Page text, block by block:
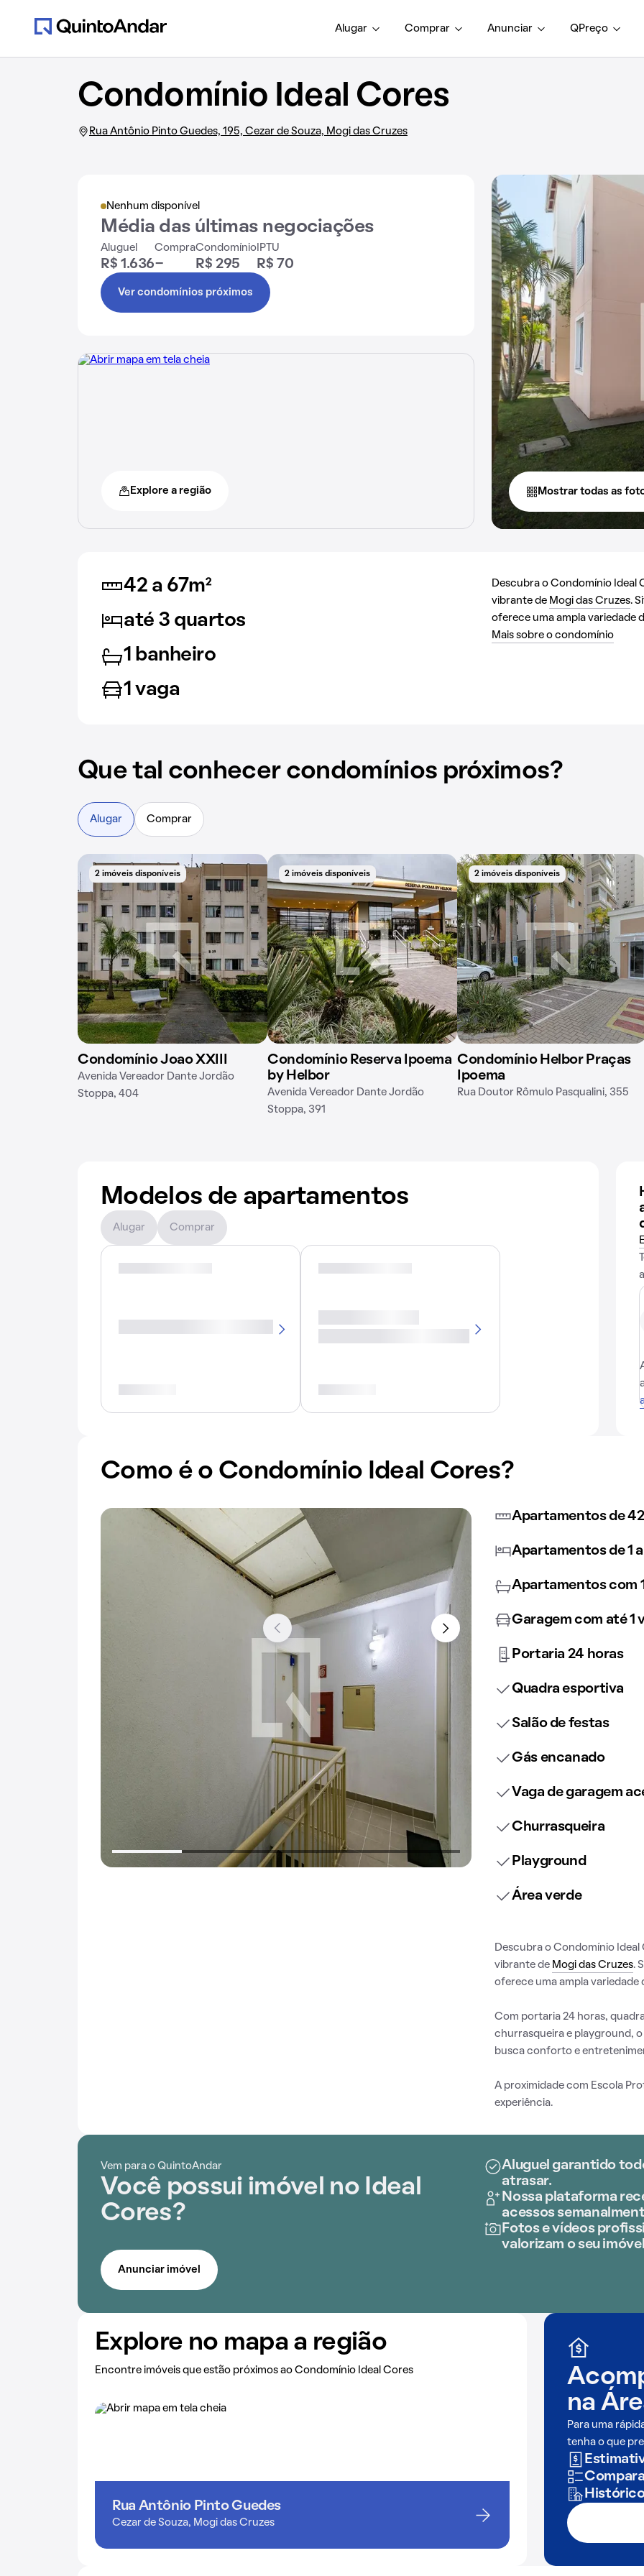
Alugar Comprar Anunciar QPreço
Condomínio Ideal Cores
Rua Antônio Pinto Guedes, 195, Cezar de Souza, Mogi das Cruzes
Nenhum disponível
Média das últimas negociações
Aluguel
R$ 1.636
Compra
-
Condomínio
R$ 295
IPTU
R$ 70
Ver condomínios próximos
Explore a região Mostrar todas as
42 a 67m²
até 3 quartos
1 banheiro
1 vaga
Descubra o Condomínio Ideal
vibrante de Mogi das Cruzes.
oferece uma ampla variedade
Mais sobre o condomínio
Que tal conhecer condomínios próximos?
Alugar Comprar
2 imóveis disponíveis
Condomínio Joao XXIII
Avenida Vereador Dante Jordão
Stoppa, 404
2 imóveis disponíveis
Condomínio Reserva Ipoema
by Helbor
Avenida Vereador Dante Jordão
Stoppa, 391
2 imóveis disponíveis
Condomínio Helbor Praças
Ipoema
Rua Doutor Rômulo Pasqualini, 355
Modelos de apartamentos
Alugar Comprar
Como é o Condomínio Ideal Cores?
Apartamentos de 42
Apartamentos de 1
Apartamentos com
Garagem com até 1
Portaria 24 horas
Quadra esportiva
Salão de festas
Gás encanado
Vaga de garagem
Churrasqueira
Playground
Área verde
Descubra o Condomínio
vibrante de Mogi das Cruzes.
oferece uma ampla variedade
Com portaria 24 horas,
churrasqueira e playground,
busca conforto e
A proximidade com Escola
experiência.
Vem para o QuintoAndar
Você possui imóvel no Ideal
Cores?
Aluguel garantido
atrasar.
Nossa plataforma
acessos
Fotos e vídeos
valorizam o seu
Anunciar imóvel
Explore no mapa a região
Encontre imóveis que estão próximos ao Condomínio Ideal Cores
Rua Antônio Pinto Guedes
Cezar de Souza, Mogi das Cruzes
na
Para uma
tenha o que